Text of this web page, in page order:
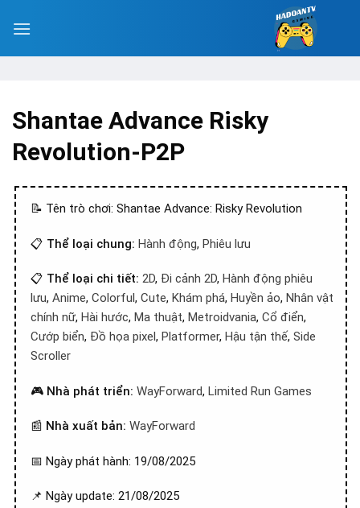
Shantae Advance Risky
Revolution-P2P
📝 Tên trò chơi: Shantae Advance: Risky Revolution
📋 Thể loại chung: Hành động, Phiêu lưu
📋 Thể loại chi tiết: 2D, Đi cảnh 2D, Hành động phiêu
lưu, Anime, Colorful, Cute, Khám phá, Huyền ảo, Nhân vật
chính nữ, Hài hước, Ma thuật, Metroidvania, Cổ điển,
Cướp biển, Đồ họa pixel, Platformer, Hậu tận thế, Side
Scroller
🎮 Nhà phát triển: WayForward, Limited Run Games
📰 Nhà xuất bản: WayForward
📅 Ngày phát hành: 19/08/2025
📌 Ngày update: 21/08/2025